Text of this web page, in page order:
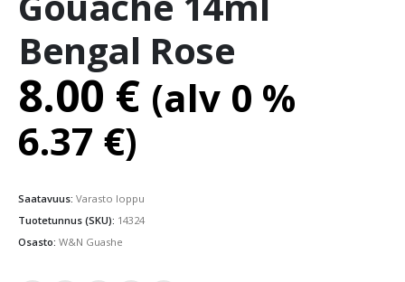
Bengal Rose
8.00 € (alv 0 %
6.37 €)
Saatavuus: Varasto loppu
Tuotetunnus (SKU): 14324
Osasto: W&N Guashe